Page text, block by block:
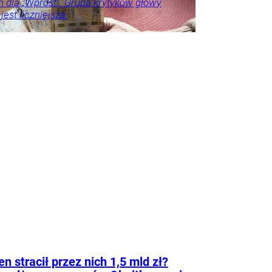
dla „Wprost”. Grupa krytyków głowy
liczniejsza.
stracił przez nich 1,5 mld zł?